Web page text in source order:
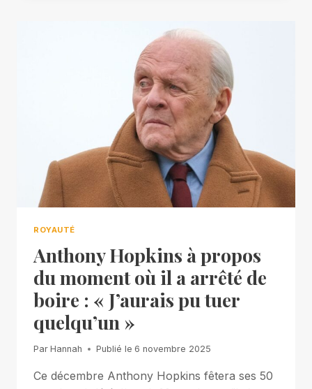
ROYAUTÉ
Anthony Hopkins à propos
du moment où il a arrêté de
boire : « J’aurais pu tuer
quelqu’un »
Par Hannah Publié le 6 novembre 2025
Ce décembre Anthony Hopkins fêtera ses 50